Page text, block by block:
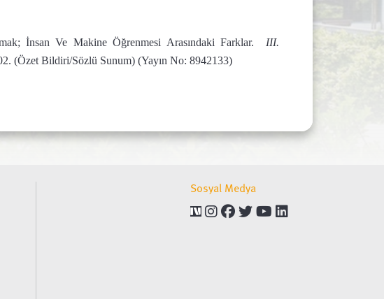
İnsan Ve Makine Öğrenmesi Arasındaki Farklar. III.
(Özet Bildiri/Sözlü Sunum) (Yayın No: 8942133)
Sosyal Medya